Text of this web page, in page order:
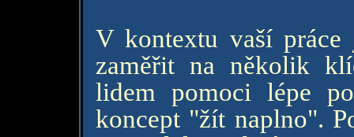
V kontextu vaší práce
zaměřit na několik
lidem pomoci lépe
koncept "žít naplno".